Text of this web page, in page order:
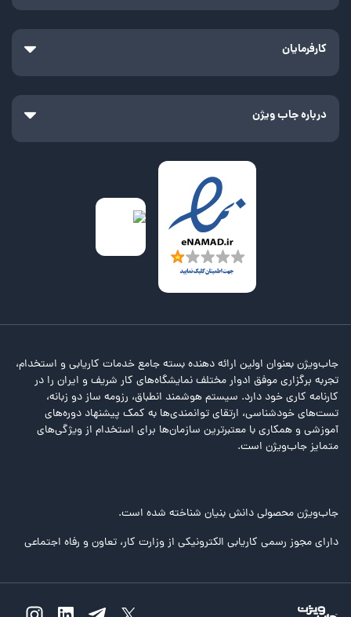
کارفرمایان
درباره جاب ویژن
جاب‌ویژن بعنوان اولین ارائه دهنده بسته جامع خدمات کاریابی و استخدام،
تجربه برگزاری موفق ادوار مختلف نمایشگاه‌های کار شریف و ایران را در
کارنامه کاری خود دارد. سیستم هوشمند انطباق، رزومه ساز دو زبانه،
تست‌های خودشناسی، ارتقای توانمندی‌ها به کمک پیشنهاد دوره‌های
آموزشی و همکاری با معتبرترین سازمان‌ها برای استخدام از ویژگی‌های
متمایز جاب‌ویژن است.
جاب‌ویژن محصولی دانش بنیان شناخته شده است.
دارای مجوز رسمی کاریابی الکترونیکی از وزارت کار، تعاون و رفاه اجتماعی